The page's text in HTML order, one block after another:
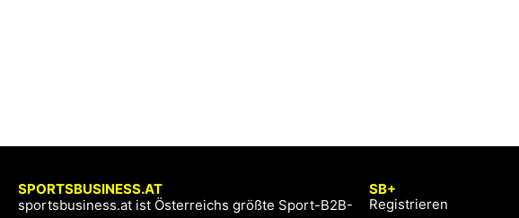
SPORTSBUSINESS.AT
sportsbusiness.at ist Österreichs größte Sport-B2B-
SB+
Registrieren